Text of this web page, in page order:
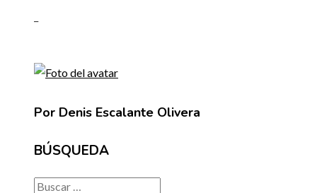
Por Denis Escalante Olivera
BÚSQUEDA
Buscar: